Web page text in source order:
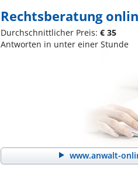
Rechtsberatung
Durchschnittlicher Preis: € 35
Antworten in unter einer Stunde
www.anwalt-